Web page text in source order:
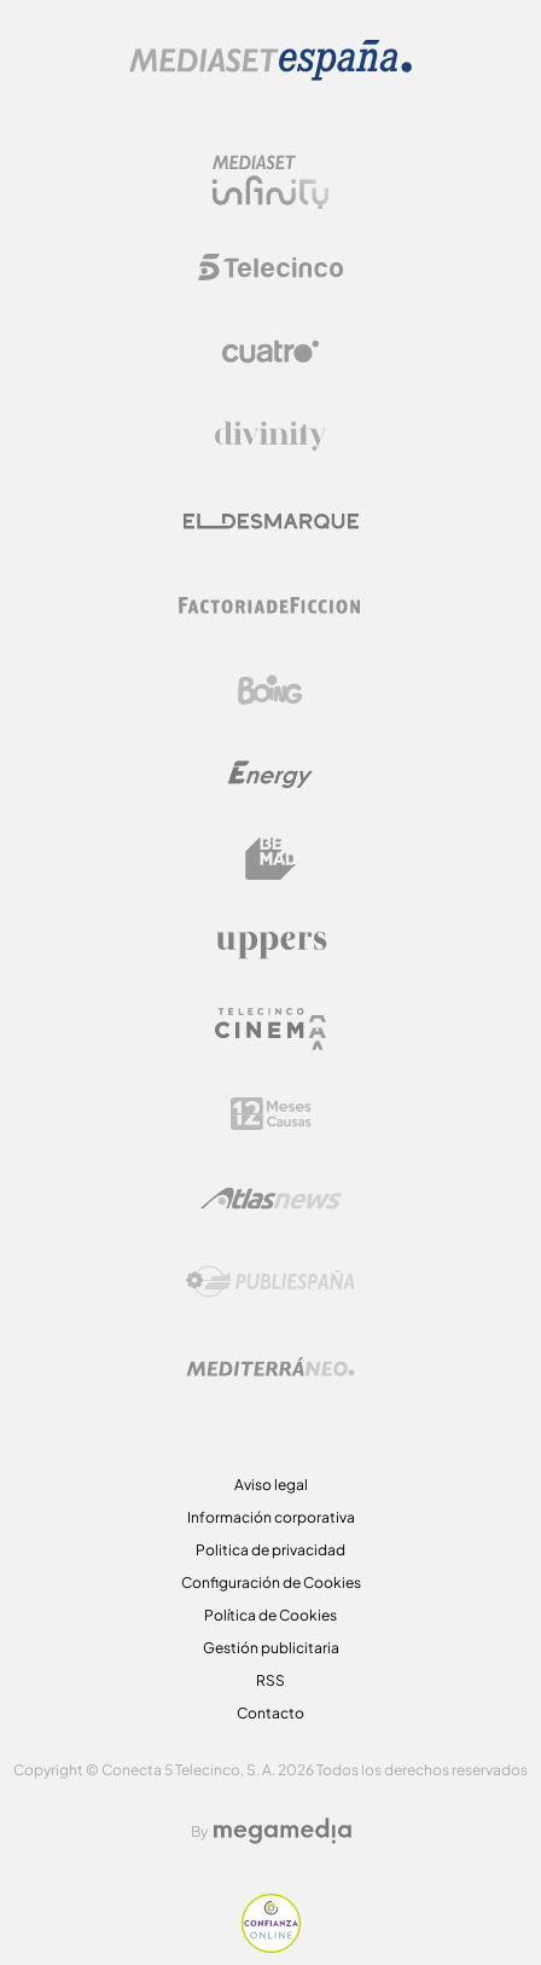
Aviso legal
Información corporativa
Politica de privacidad
Configuración de Cookies
Política de Cookies
Gestión publicitaria
RSS
Contacto
Copyright © Conecta 5 Telecinco, S. A. 2026 Todos los derechos reservados
By